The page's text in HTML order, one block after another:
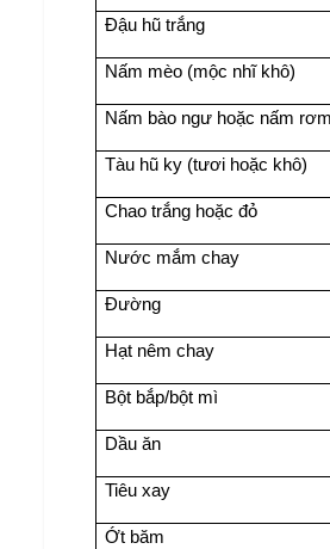
Đậu hũ trắng
Nấm mèo (mộc nhĩ khô)
Nấm bào ngư hoặc nấm rơm
Tàu hũ ky (tươi hoặc khô)
Chao trắng hoặc đỏ
Nước mắm chay
Đường
Hạt nêm chay
Bột bắp/bột mì
Dầu ăn
Tiêu xay
Ớt băm